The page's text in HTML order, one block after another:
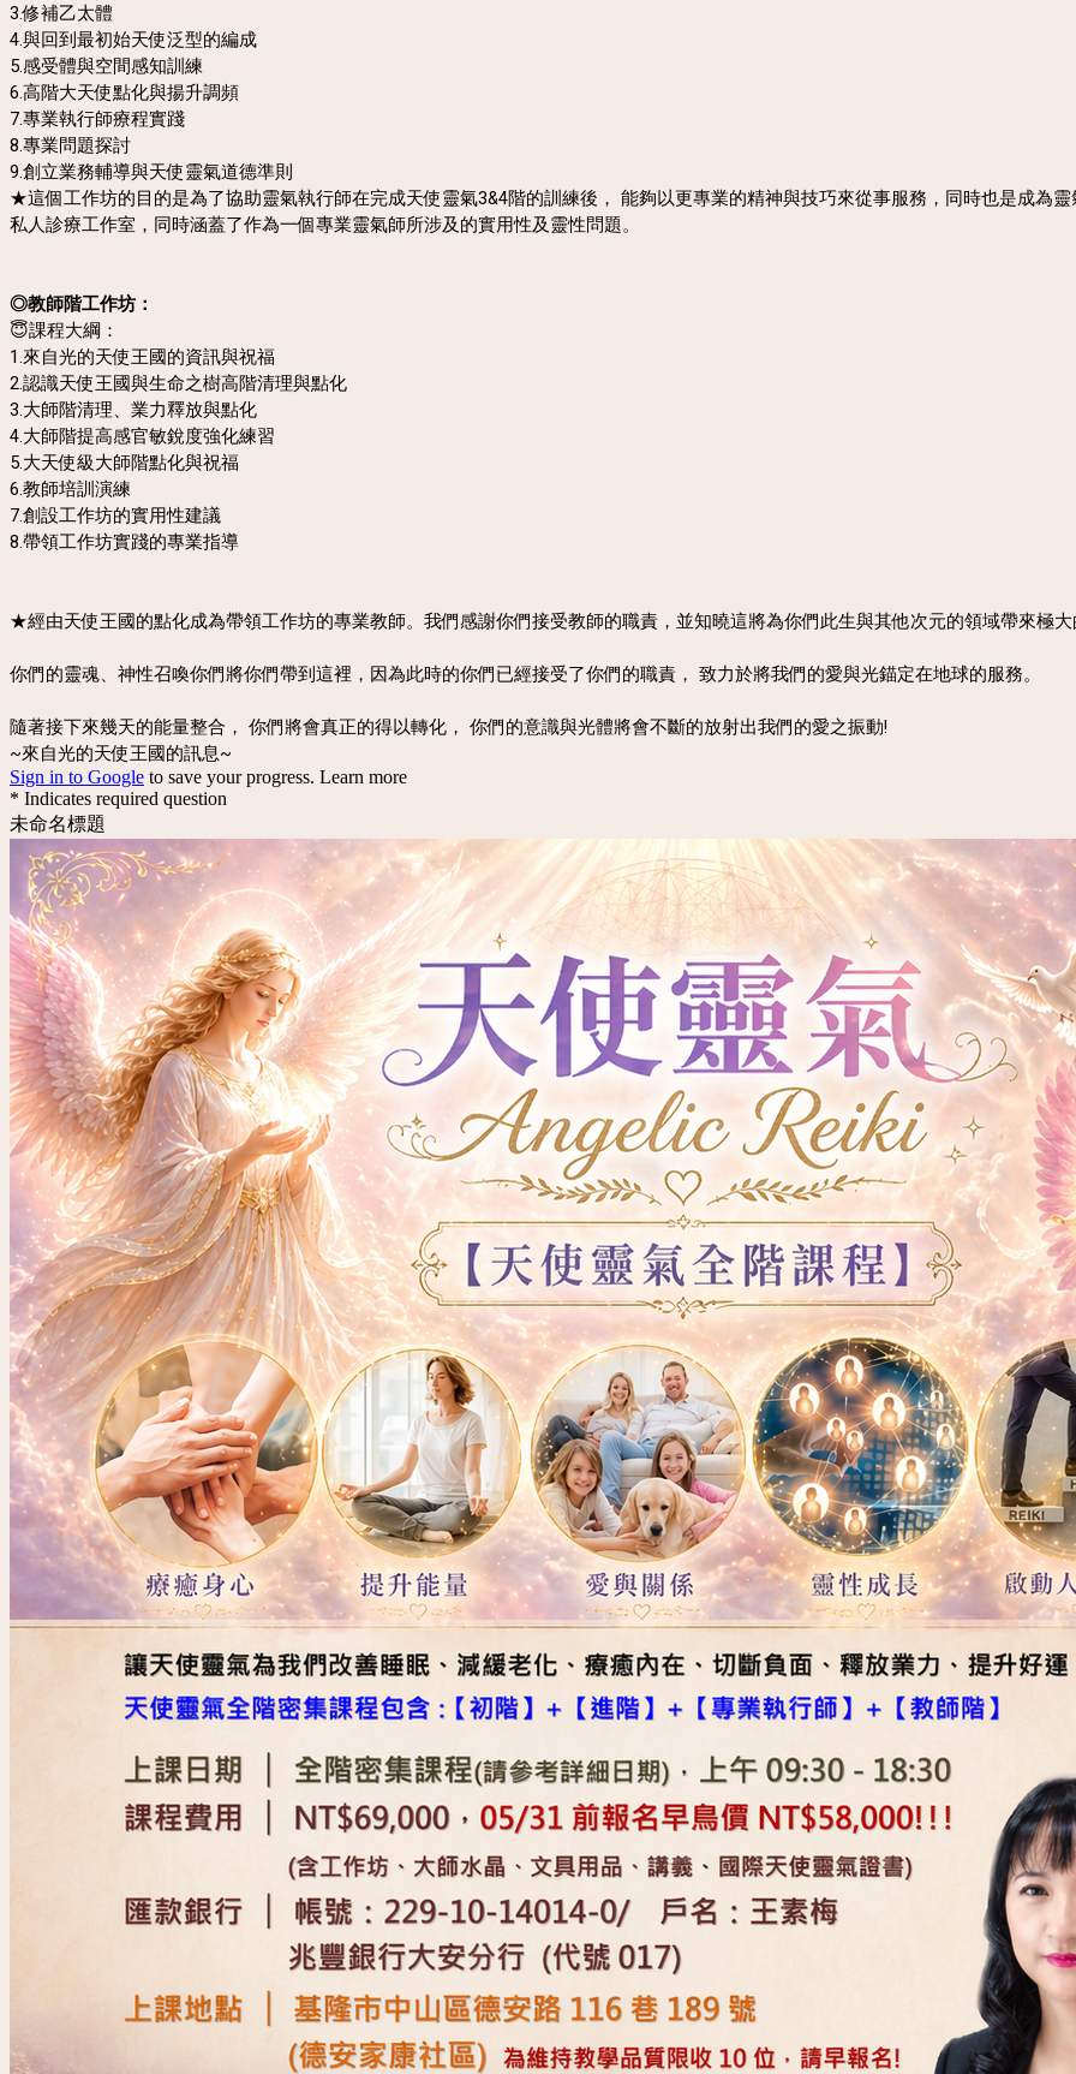
3.修補乙太體
4.與回到最初始天使泛型的編成
5.感受體與空間感知訓練
6.高階大天使點化與揚升調頻
7.專業執行師療程實踐
8.專業問題探討
9.創立業務輔導與天使靈氣道德準則
★這個工作坊的目的是為了協助靈氣執行師在完成天使靈氣3&4階的訓練後， 能夠以更專業的精神與技巧來從事服務，同時也是成為
私人診療工作室，同時涵蓋了作為一個專業靈氣師所涉及的實用性及靈性問題。
◎教師階工作坊：
😇課程大綱：
1.來自光的天使王國的資訊與祝福
2.認識天使王國與生命之樹高階清理與點化
3.大師階清理、業力釋放與點化
4.大師階提高感官敏銳度強化練習
5.大天使級大師階點化與祝福
6.教師培訓演練
7.創設工作坊的實用性建議
8.帶領工作坊實踐的專業指導
★經由天使王國的點化成為帶領工作坊的專業教師。我們感謝你們接受教師的職責，並知曉這將為你們此生與其他次元的領域帶來極大
你們的靈魂、神性召喚你們將你們帶到這裡，因為此時的你們已經接受了你們的職責， 致力於將我們的愛與光錨定在地球的服務。
隨著接下來幾天的能量整合， 你們將會真正的得以轉化， 你們的意識與光體將會不斷的放射出我們的愛之振動!
~來自光的天使王國的訊息~
Sign in to Google to save your progress. Learn more
* Indicates required question
未命名標題